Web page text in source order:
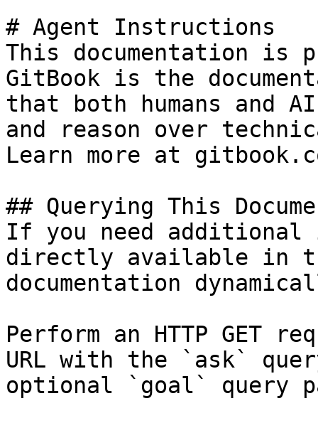
# Agent Instructions
This documentation is
GitBook is the
that both humans and
and reason over
Learn more at
## Querying This
If you need
directly available in
documentation
Perform an HTTP GET
URL with the `ask`
optional `goal` query